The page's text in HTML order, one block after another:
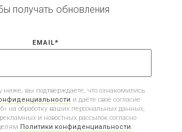
получать обновления
EMAIL*
вы подтверждаете, что ознакомились
и даёте своё согласие
на обработку ваших персональных данных,
и новостных рассылок согласно
Политики конфиденциальности.